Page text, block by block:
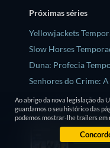
Próximas séries
Yellowjackets
Slow Horses
Duna: Profecia
Senhores do Crime:
Love is Blind: Reino
Ao abrigo da nova legislação da
guardamos o seu histórico das
podemos mostrar-lhe trailers em